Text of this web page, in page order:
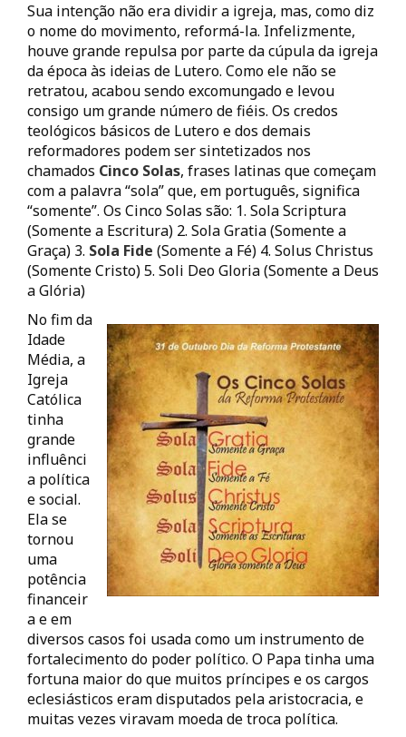
Sua intenção não era dividir a igreja, mas, como diz
o nome do movimento, reformá-la. Infelizmente,
houve grande repulsa por parte da cúpula da igreja
da época às ideias de Lutero. Como ele não se
retratou, acabou sendo excomungado e levou
consigo um grande número de fiéis. Os credos
teológicos básicos de Lutero e dos demais
reformadores podem ser sintetizados nos
chamados Cinco Solas, frases latinas que começam
com a palavra “sola” que, em português, significa
“somente”. Os Cinco Solas são: 1. Sola Scriptura
(Somente a Escritura) 2. Sola Gratia (Somente a
Graça) 3. Sola Fide (Somente a Fé) 4. Solus Christus
(Somente Cristo) 5. Soli Deo Gloria (Somente a Deus
a Glória)
No fim da
Idade
Média, a
Igreja
Católica
tinha
grande
influênci
a política
e social.
Ela se
tornou
uma
potência
financeir
a e em
diversos casos foi usada como um instrumento de
fortalecimento do poder político. O Papa tinha uma
fortuna maior do que muitos príncipes e os cargos
eclesiásticos eram disputados pela aristocracia, e
muitas vezes viravam moeda de troca política.